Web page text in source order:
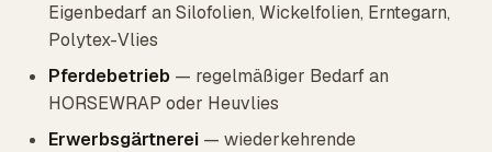
Eigenbedarf an Silofolien, Wickelfolien, Erntegarn,
Polytex-Vlies
Pferdebetrieb — regelmäßiger Bedarf an
HORSEWRAP oder Heuvlies
Erwerbsgärtnerei — wiederkehrende